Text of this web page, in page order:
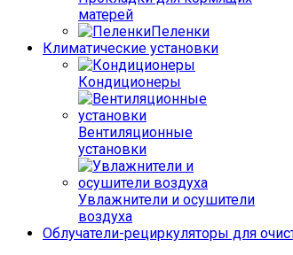
матерей
Пеленки
Климатические установки
Кондиционеры
Вентиляционные
установки
Увлажнители и осушители
воздуха
Облучатели-рециркуляторы для